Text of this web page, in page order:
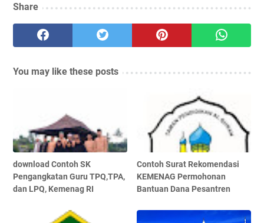
Share
You may like these posts
download Contoh SK
Pengangkatan Guru TPQ,TPA,
dan LPQ, Kemenag RI
Contoh Surat Rekomendasi
KEMENAG Permohonan
Bantuan Dana Pesantren